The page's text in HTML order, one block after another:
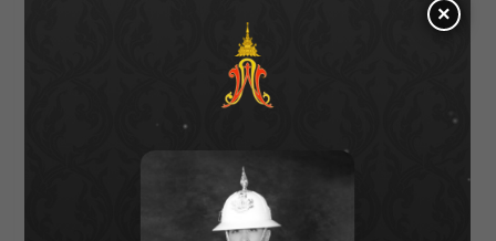
ล่วงหน้า และระบบตรวจสอบคุณภาพน้ำเพื่อ
ส่วนวันที่ 10 กรกฎาคม 2569 เป็นเวทีของ
INWEPF-Thailand ภายใต้หัวข้อ “อนาคตชาวนา
กับการทำนาแบบใช้น้ำน้อย Chapter 7 ตอน สุข
เต็มนา ต้นแบบการพัฒนาเปียกสลับแห้ง” ถ่ายทอด
องค์ความรู้ด้านการจัดการน้ำในนาข้าว การทำ
×